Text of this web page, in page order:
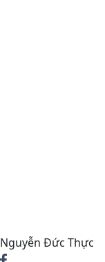
Nguyễn Đức Thực